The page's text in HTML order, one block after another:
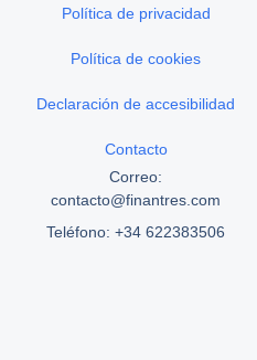
Política de privacidad
Política de cookies
Declaración de accesibilidad
Contacto
Correo:
contacto@finantres.com
Teléfono: +34 622383506